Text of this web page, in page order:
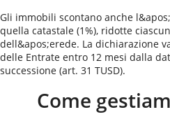
Gli immobili scontano anche
quella catastale (1%), ridotte
dell&apos;erede. La dichiarazione
delle Entrate entro 12 mesi dalla
successione (art. 31 TUSD).
Come